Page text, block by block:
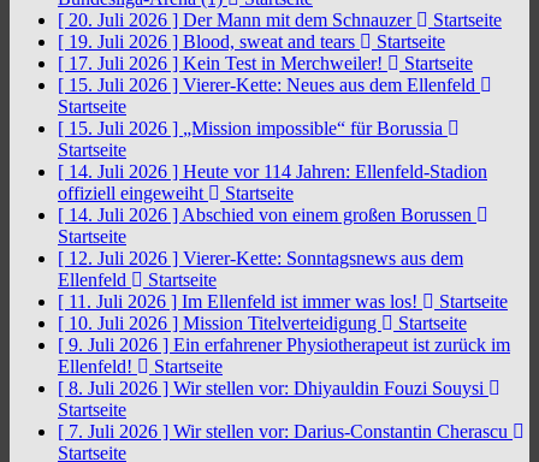
[ 20. Juli 2026 ] Der Mann mit dem Schnauzer
Startseite
[ 19. Juli 2026 ] Blood, sweat and tears
Startseite
[ 17. Juli 2026 ] Kein Test in Merchweiler!
Startseite
[ 15. Juli 2026 ] Vierer-Kette: Neues aus dem Ellenfeld
Startseite
[ 15. Juli 2026 ] „Mission impossible“ für Borussia
Startseite
[ 14. Juli 2026 ] Heute vor 114 Jahren: Ellenfeld-Stadion
offiziell eingeweiht
Startseite
[ 14. Juli 2026 ] Abschied von einem großen Borussen
Startseite
[ 12. Juli 2026 ] Vierer-Kette: Sonntagsnews aus dem
Ellenfeld
Startseite
[ 11. Juli 2026 ] Im Ellenfeld ist immer was los!
Startseite
[ 10. Juli 2026 ] Mission Titelverteidigung
Startseite
[ 9. Juli 2026 ] Ein erfahrener Physiotherapeut ist zurück im
Ellenfeld!
Startseite
[ 8. Juli 2026 ] Wir stellen vor: Dhiyauldin Fouzi Souysi
Startseite
[ 7. Juli 2026 ] Wir stellen vor: Darius-Constantin Cherascu
Startseite